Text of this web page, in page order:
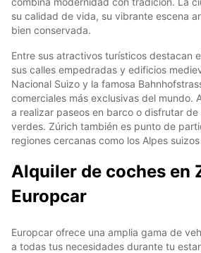
su calidad de vida, su vibrante escena
bien conservada.
Entre sus atractivos turísticos destacan
sus calles empedradas y edificios
Nacional Suizo y la famosa
comerciales más exclusivas del mundo.
a realizar paseos en barco o disfrutar
verdes. Zúrich también es punto de
regiones cercanas como los Alpes
Alquiler de coches en
Europcar
Europcar ofrece una amplia gama de
a todas tus necesidades durante tu